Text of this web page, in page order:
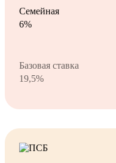
Семейная
6%
Базовая ставка
19,5%